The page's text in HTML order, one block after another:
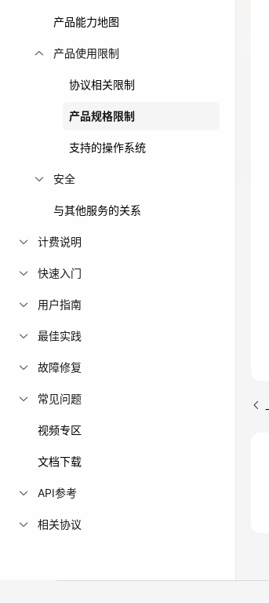
产品能力地图
产品使用限制
协议相关限制
产品规格限制
支持的操作系统
安全
与其他服务的关系
计费说明
快速入门
用户指南
最佳实践
故障修复
常见问题
视频专区
文档下载
API参考
相关协议